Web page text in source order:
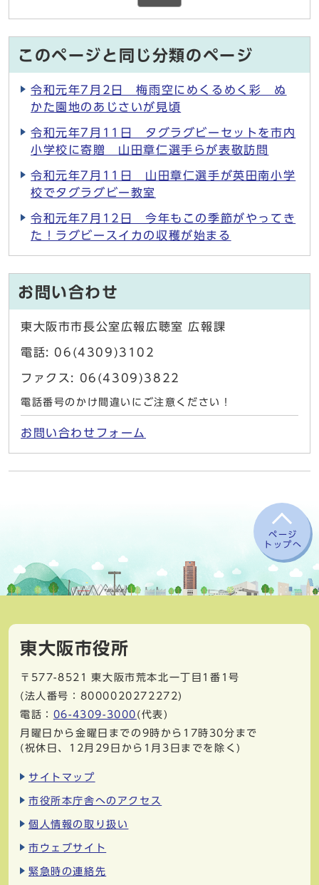
このページと同じ分類のページ
令和元年7月2日 梅雨空にめくるめく彩 ぬ
かた園地のあじさいが見頃
令和元年7月11日 タグラグビーセットを市内
小学校に寄贈 山田章仁選手らが表敬訪問
令和元年7月11日 山田章仁選手が英田南小学
校でタグラグビー教室
令和元年7月12日 今年もこの季節がやってき
た！ラグビースイカの収穫が始まる
お問い合わせ
東大阪市市長公室広報広聴室 広報課
電話: 06(4309)3102
ファクス: 06(4309)3822
電話番号のかけ間違いにご注意ください！
お問い合わせフォーム
ページ
トップへ
東大阪市役所
〒577-8521
東大阪市荒本北一丁目1番1号
(法人番号：8000020272272)
電話： 06-4309-3000 (代表)
月曜日から金曜日までの9時から17時30分まで
(祝休日、12月29日から1月3日までを除く)
サイトマップ
市役所本庁舎へのアクセス
個人情報の取り扱い
市ウェブサイト
緊急時の連絡先